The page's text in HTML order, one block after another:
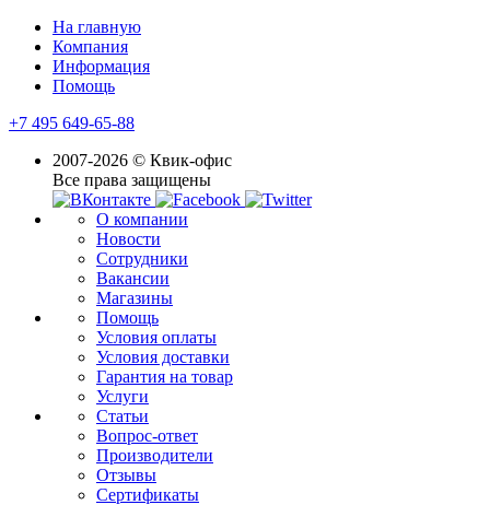
На главную
Компания
Информация
Помощь
+7 495 649-65-88
2007-2026 © Квик-офис
Все права защищены
О компании
Новости
Сотрудники
Вакансии
Магазины
Помощь
Условия оплаты
Условия доставки
Гарантия на товар
Услуги
Статьи
Вопрос-ответ
Производители
Отзывы
Сертификаты